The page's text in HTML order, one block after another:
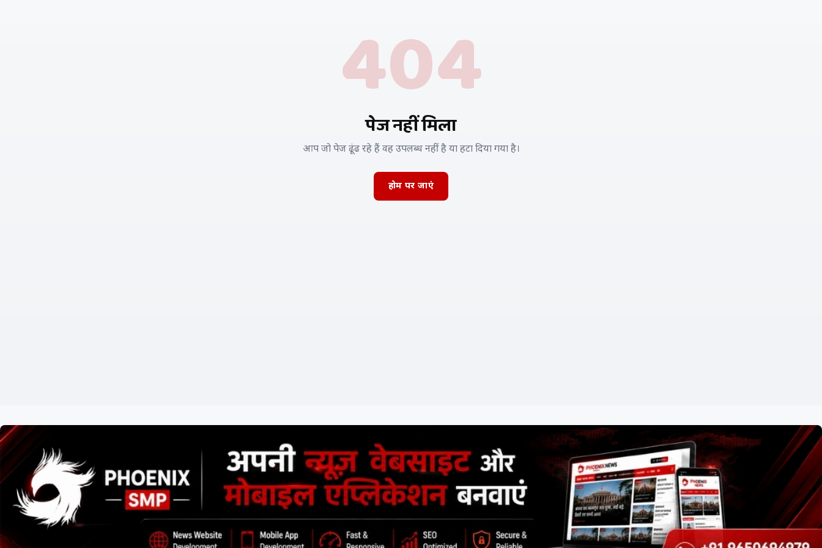
404
पेज नहीं मिला
आप जो पेज ढूंढ रहे हैं वह उपलब्ध नहीं है या हटा दिया गया है।
होम पर जाएं